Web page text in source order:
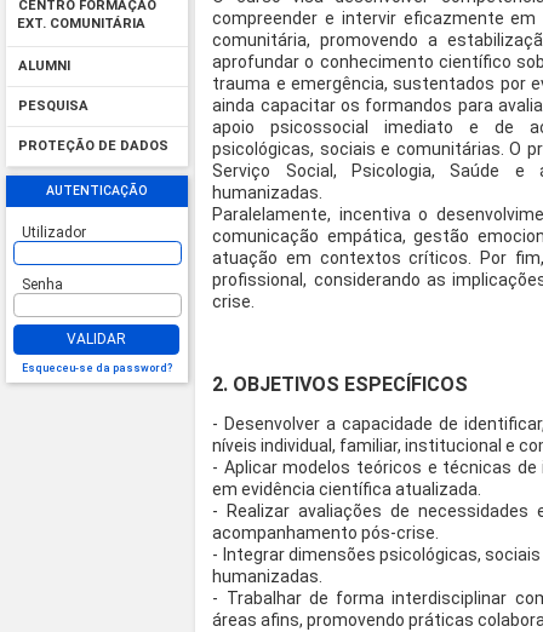
CENTRO FORMAÇÃO
EXT. COMUNITÁRIA
ALUMNI
PESQUISA
PROTEÇÃO DE DADOS
AUTENTICAÇÃO
Utilizador
Senha
VALIDAR
Esqueceu-se da password?
compreender e intervir eficazmente
comunitária, promovendo a
aprofundar o conhecimento científico
trauma e emergência, sustentados por
ainda capacitar os formandos para
apoio psicossocial imediato e de
psicológicas, sociais e comunitárias. O
Serviço Social, Psicologia, Saúde
humanizadas.
Paralelamente, incentiva o
comunicação empática, gestão
atuação em contextos críticos. Por
profissional, considerando as
crise.
2. OBJETIVOS ESPECÍFICOS
- Desenvolver a capacidade de
níveis individual, familiar, institucional e
- Aplicar modelos teóricos e técnicas
em evidência científica atualizada.
- Realizar avaliações de
acompanhamento pós-crise.
- Integrar dimensões psicológicas,
humanizadas.
- Trabalhar de forma interdisciplinar
áreas afins, promovendo práticas